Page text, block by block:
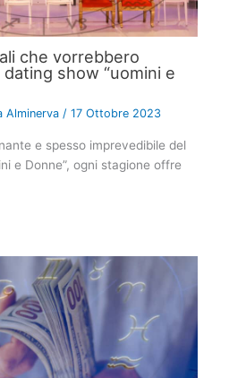
che vorrebbero
show “uomini e
Alminerva/17 Ottobre 2023
e spesso imprevedibile del
e Donne”, ogni stagione offre